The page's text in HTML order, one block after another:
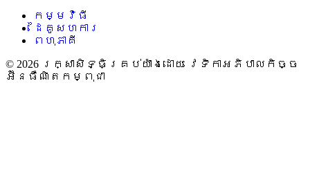
កម្មវិធី
ដៃគូសហការ
ពហុភាគី
© 2026 រក្សាសិទ្ធិគ្រប់យ៉ាងដោយ វេទិកាអភិបាលកិច្ច
អ៊ីនធឺណិតកម្ពុជា